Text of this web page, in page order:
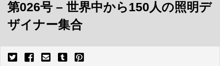
第026号 – 世界中から150人の照明デ
ザイナー集合